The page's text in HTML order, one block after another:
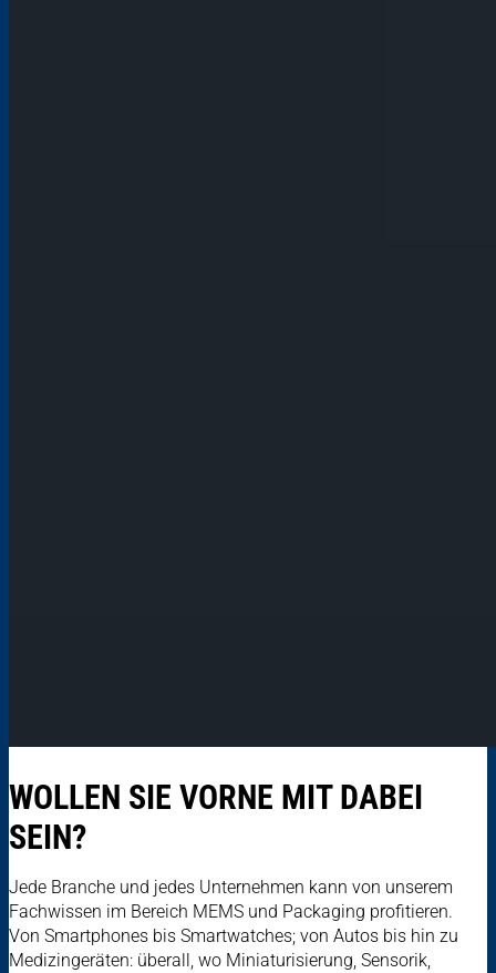
WOLLEN SIE VORNE MIT DABEI
SEIN?
Jede Branche und jedes Unternehmen kann von unserem
Fachwissen im Bereich MEMS und Packaging profitieren.
Von Smartphones bis Smartwatches; von Autos bis hin zu
Medizingeräten: überall, wo Miniaturisierung, Sensorik,